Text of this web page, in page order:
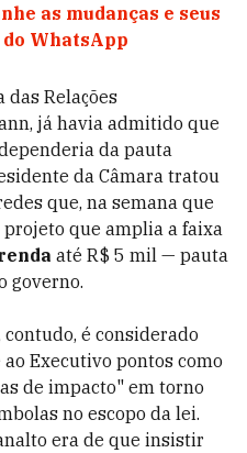
as mudanças e seus
WhatsApp
Relações
já havia admitido que
da pauta
da Câmara tratou
que, na semana que
projeto que amplia a faixa
até R$ 5 mil — pauta
governo.
é considerado
Executivo pontos como
de impacto" em torno
no escopo da lei.
era de que insistir